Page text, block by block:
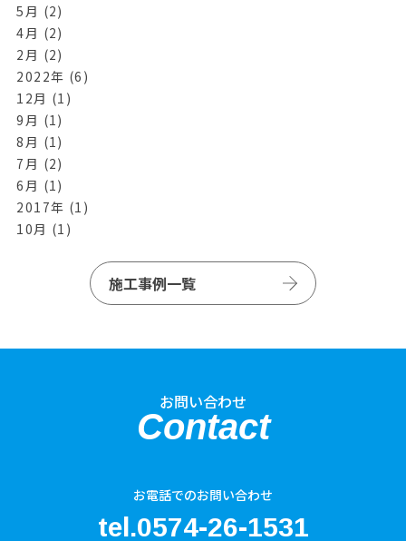
5月 (2)
4月 (2)
2月 (2)
2022年 (6)
12月 (1)
9月 (1)
8月 (1)
7月 (2)
6月 (1)
2017年 (1)
10月 (1)
施工事例一覧
お問い合わせ
Contact
お電話でのお問い合わせ
tel.0574-26-1531